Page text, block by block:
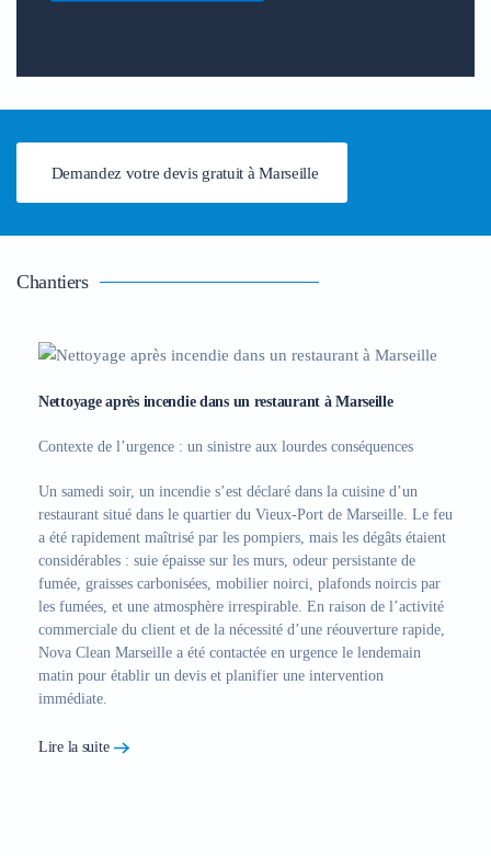
Demandez votre devis gratuit à Marseille
Chantiers
Nettoyage après incendie dans un restaurant à Marseille
Contexte de l’urgence : un sinistre aux lourdes conséquences
Un samedi soir, un incendie s’est déclaré dans la cuisine d’un
restaurant situé dans le quartier du Vieux-Port de Marseille. Le feu
a été rapidement maîtrisé par les pompiers, mais les dégâts étaient
considérables : suie épaisse sur les murs, odeur persistante de
fumée, graisses carbonisées, mobilier noirci, plafonds noircis par
les fumées, et une atmosphère irrespirable. En raison de l’activité
commerciale du client et de la nécessité d’une réouverture rapide,
Nova Clean Marseille a été contactée en urgence le lendemain
matin pour établir un devis et planifier une intervention
immédiate.
Lire la suite